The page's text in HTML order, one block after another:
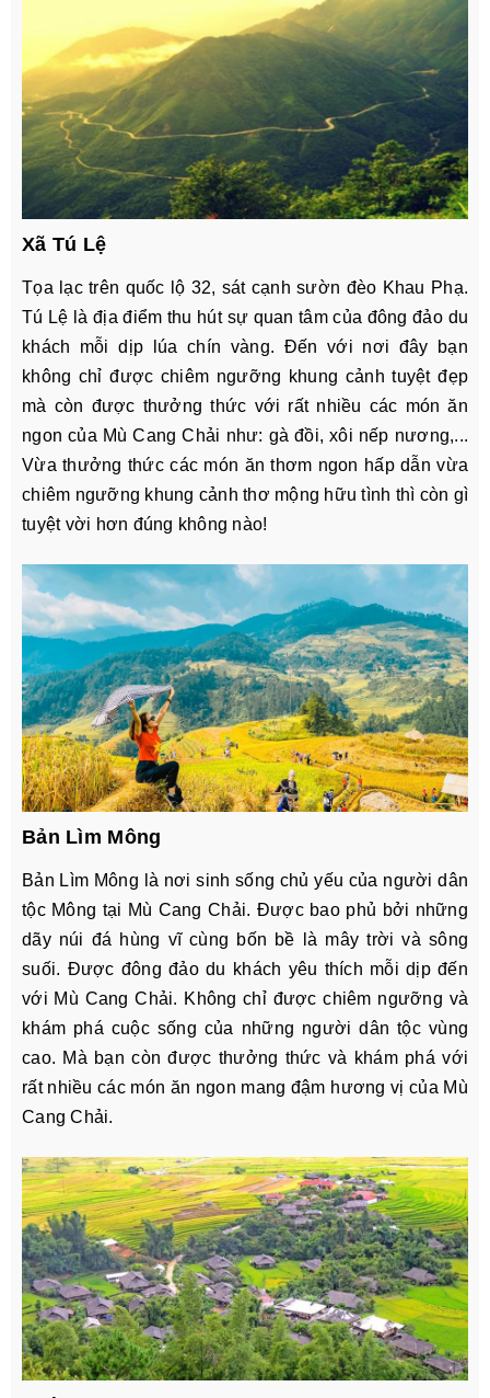
Xã Tú Lệ
Tọa lạc trên quốc lộ 32, sát cạnh sườn đèo Khau Phạ.
Tú Lệ là địa điểm thu hút sự quan tâm của đông đảo du
khách mỗi dịp lúa chín vàng. Đến với nơi đây bạn
không chỉ được chiêm ngưỡng khung cảnh tuyệt đẹp
mà còn được thưởng thức với rất nhiều các món ăn
ngon của Mù Cang Chải như: gà đồi, xôi nếp nương,...
Vừa thưởng thức các món ăn thơm ngon hấp dẫn vừa
chiêm ngưỡng khung cảnh thơ mộng hữu tình thì còn gì
tuyệt vời hơn đúng không nào!
Bản Lìm Mông
Bản Lìm Mông là nơi sinh sống chủ yếu của người dân
tộc Mông tại Mù Cang Chải. Được bao phủ bởi những
dãy núi đá hùng vĩ cùng bốn bề là mây trời và sông
suối. Được đông đảo du khách yêu thích mỗi dịp đến
với Mù Cang Chải. Không chỉ được chiêm ngưỡng và
khám phá cuộc sống của những người dân tộc vùng
cao. Mà bạn còn được thưởng thức và khám phá với
rất nhiều các món ăn ngon mang đậm hương vị của Mù
Cang Chải.